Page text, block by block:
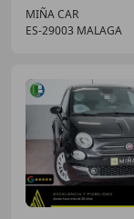
MIÑA CAR
ES-29003 MALAGA